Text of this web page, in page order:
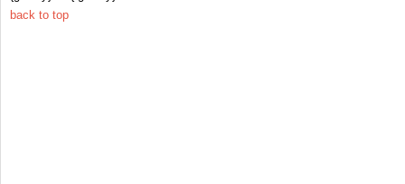
back to top